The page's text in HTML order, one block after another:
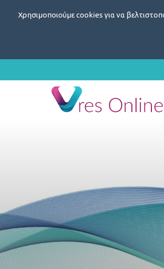
Χρησιμοποιούμε cookies για να